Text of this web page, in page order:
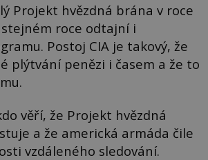
Projekt hvězdná brána v roce
stejném roce odtajní i
Postoj CIA je takový, že
plýtvání penězi i časem a že to
věří, že Projekt hvězdná
a že americká armáda čile
vzdáleného sledování.